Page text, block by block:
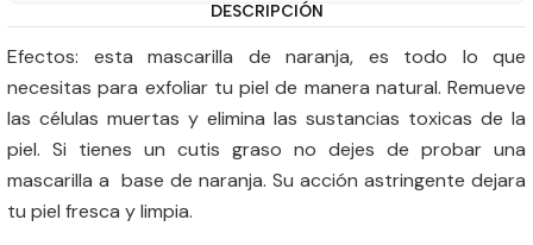
DESCRIPCIÓN
Efectos: esta mascarilla de naranja, es todo lo que
necesitas para exfoliar tu piel de manera natural. Remueve
las células muertas y elimina las sustancias toxicas de la
piel. Si tienes un cutis graso no dejes de probar una
mascarilla a base de naranja. Su acción astringente dejara
tu piel fresca y limpia.